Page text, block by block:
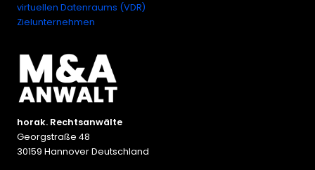
virtuellen Datenraums (VDR)
Zielunternehmen
horak. Rechtsanwälte
Georgstraße 48
30159 Hannover Deutschland